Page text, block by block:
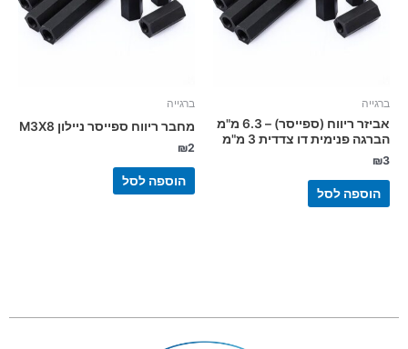
ברגייה
אביזר ריווח (ספייסר) – 6.3 מ"מ
הברגה פנימית דו צדדית 3 מ"מ
₪3
הוספה לסל
ברגייה
מחבר ריווח ספייסר ניילון M3X8
₪2
הוספה לסל